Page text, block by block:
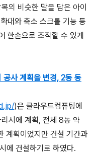
의 비슷한 말을 담은 아이
대와 축소 스크롤 기능 등
한손으로 조작할 수 있게
공사 계획을 변경, 2동 동
)은 클라우드컴퓨팅에
시에 계획, 전체 8동 약
계획이었지만 건설 기간과
에 건설하기로 하였다.